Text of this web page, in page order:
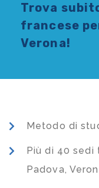
Trova
francese
Verona!
Metodo di
Più di 40 sedi
Padova,